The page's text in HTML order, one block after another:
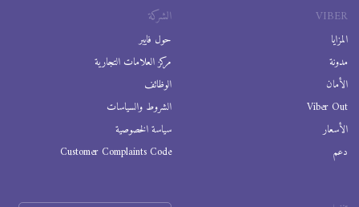
VIBER
المزايا
مدونة
الأمان
Viber Out
الأسعار
دعم
الشركة
حول فايبر
مركز العلامات التجارية
الوظائف
الشروط والسياسات
سياسة الخصوصية
Customer Complaints Code